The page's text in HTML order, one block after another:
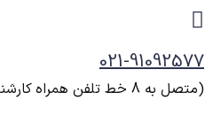
پرش
محتوا
021-91092577
(متصل به 8 خط تلفن همراه کارشناسان)